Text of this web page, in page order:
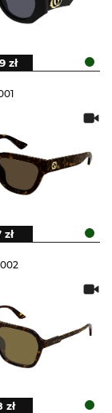
zł
002
zł
zł